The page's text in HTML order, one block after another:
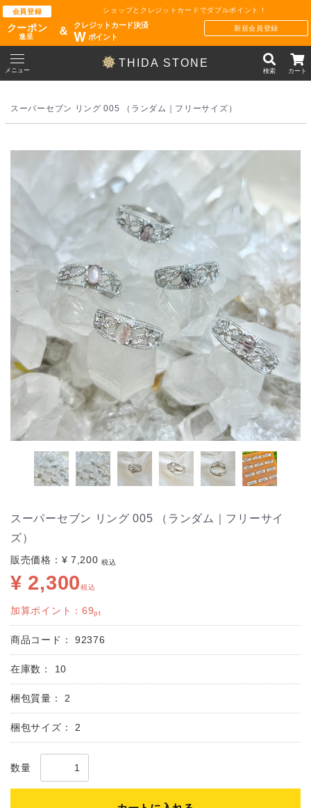
会員登録
クーポン
進呈
ショップとクレジットカードでダブルポイント !
＆
クレジットカード決済
Wポイント
新規会員登録
THIDA STONE
メニュー 検索 カート
スーパーセブン リング 005 （ランダム｜フリーサイズ）
スーパーセブン リング 005 （ランダム｜フリーサイ
ズ）
販売価格： ¥ 7,200 税込
¥ 2,300税込
加算ポイント： 69pt
商品コード： 92376
在庫数： 10
梱包質量： 2
梱包サイズ： 2
数量